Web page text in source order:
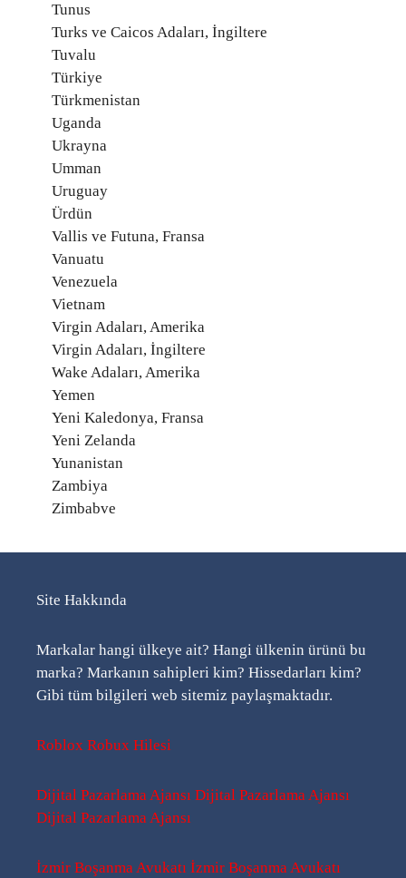
Tunus
Turks ve Caicos Adaları, İngiltere
Tuvalu
Türkiye
Türkmenistan
Uganda
Ukrayna
Umman
Uruguay
Ürdün
Vallis ve Futuna, Fransa
Vanuatu
Venezuela
Vietnam
Virgin Adaları, Amerika
Virgin Adaları, İngiltere
Wake Adaları, Amerika
Yemen
Yeni Kaledonya, Fransa
Yeni Zelanda
Yunanistan
Zambiya
Zimbabve
Site Hakkında
Markalar hangi ülkeye ait? Hangi ülkenin ürünü bu
marka? Markanın sahipleri kim? Hissedarları kim?
Gibi tüm bilgileri web sitemiz paylaşmaktadır.
Roblox Robux Hilesi
Dijital Pazarlama Ajansı Dijital Pazarlama Ajansı
Dijital Pazarlama Ajansı
İzmir Boşanma Avukatı İzmir Boşanma Avukatı